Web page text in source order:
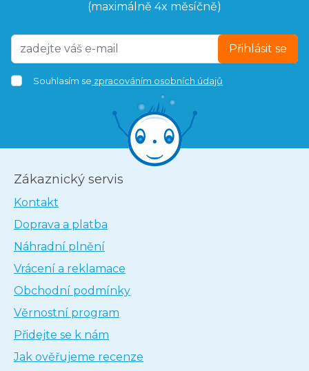
(maximálně 4x měsíčně)
Přihlásit se
Souhlasím se zpracováním osobních údajů
Zákaznický servis
Kontakt
Doprava a platba
Náhradní plnění
Vrácení a reklamace
Obchodní podmínky
Věrnostní program
Přidejte se k nám
Jak ověřujeme recenze